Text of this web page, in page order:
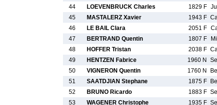
44
LOEVENBRUCK Charles 1829 F
45
MASTALERZ Xavier 1943 F
46
LE BAIL Clara 2051 F
47
BERTRAND Quentin 1807 F
48
HOFFER Tristan 2038 F
49
HENTZEN Fabrice 1960 N
50
VIGNERON Quentin 1760 N
51
SAATDJIAN Stephane 1875 F
52
BRUNO Ricardo 1883 F
53
WAGENER Christophe 1935 F